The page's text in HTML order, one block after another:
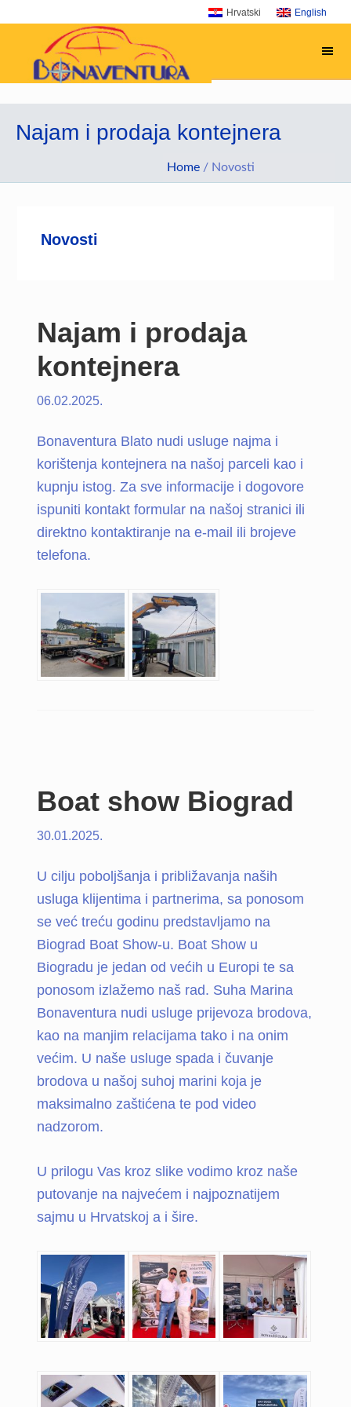
Hrvatski English
primary
navigation
content
primary
sidebar
footer
Najam i prodaja kontejnera
Home / Novosti
Novosti
Najam i prodaja
kontejnera
06.02.2025.
Bonaventura Blato nudi usluge najma i
korištenja kontejnera na našoj parceli kao i
kupnju istog. Za sve informacije i dogovore
ispuniti kontakt formular na našoj stranici ili
direktno kontaktiranje na e-mail ili brojeve
telefona.
Boat show Biograd
30.01.2025.
U cilju poboljšanja i približavanja naših
usluga klijentima i partnerima, sa ponosom
se već treću godinu predstavljamo na
Biograd Boat Show-u. Boat Show u
Biogradu je jedan od većih u Europi te sa
ponosom izlažemo naš rad. Suha Marina
Bonaventura nudi usluge prijevoza brodova,
kao na manjim relacijama tako i na onim
većim. U naše usluge spada i čuvanje
brodova u našoj suhoj marini koja je
maksimalno zaštićena te pod video
nadzorom.
U prilogu Vas kroz slike vodimo kroz naše
putovanje na najvećem i najpoznatijem
sajmu u Hrvatskoj a i šire.